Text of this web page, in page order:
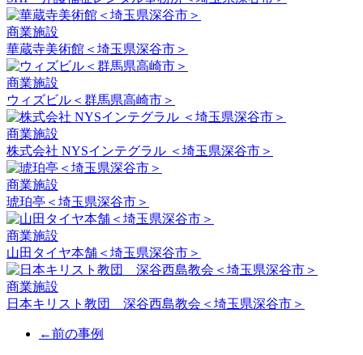
商業施設
華蔵寺美術館＜埼玉県深谷市＞
商業施設
ウィズビル＜群馬県高崎市＞
商業施設
株式会社 NYSインテグラル ＜埼玉県深谷市＞
商業施設
琥珀亭＜埼玉県深谷市＞
商業施設
山田タイヤ本舗＜埼玉県深谷市＞
商業施設
日本キリスト教団 深谷西島教会＜埼玉県深谷市＞
←前の事例